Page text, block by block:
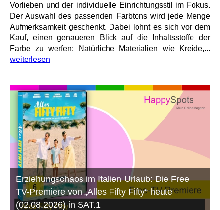
Vorlieben und der individuelle Einrichtungsstil im Fokus.
Der Auswahl des passenden Farbtons wird jede Menge
Aufmerksamkeit geschenkt. Dabei lohnt es sich vor dem
Kauf, einen genaueren Blick auf die Inhaltsstoffe der
Farbe zu werfen: Natürliche Materialien wie Kreide,...
weiterlesen
Erziehungschaos im Italien-Urlaub: Die Free-
TV-Premiere von „Alles Fifty Fifty“ heute
(02.08.2026) in SAT.1